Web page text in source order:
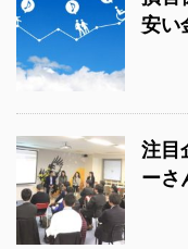
安い
注目
ーさ